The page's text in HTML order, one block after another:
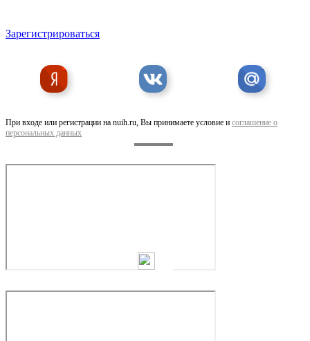
Зарегистрироваться
При входе или регистрации на nuih.ru, Вы принимаете условие и соглашение о
персональных данных